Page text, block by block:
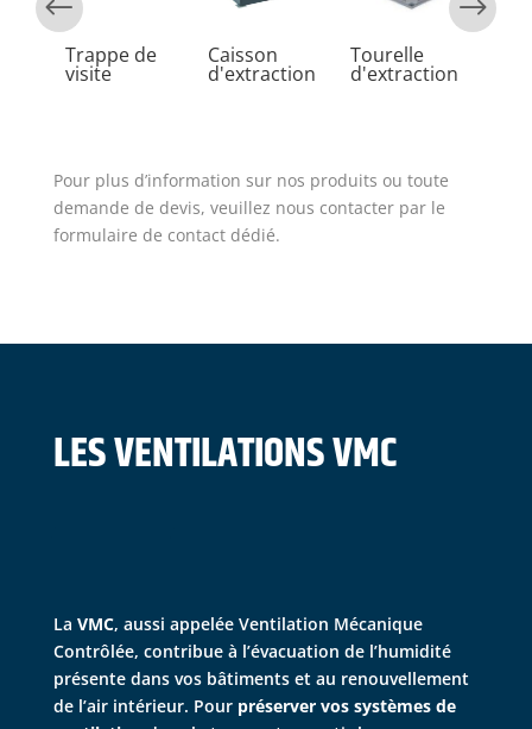
Trappe de
visite
Caisson
d'extraction
Tourelle
d'extraction
Pour plus d’information sur nos produits ou toute
demande de devis, veuillez nous contacter par le
formulaire de contact dédié.
LES VENTILATIONS VMC
La VMC, aussi appelée Ventilation Mécanique
Contrôlée, contribue à l’évacuation de l’humidité
présente dans vos bâtiments et au renouvellement
de l’air intérieur. Pour préserver vos systèmes de